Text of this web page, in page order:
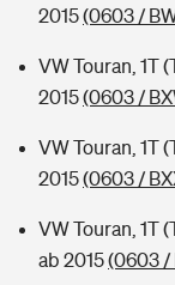
2015(0603 /
VW Touran, 1T
2015(0603 /
VW Touran, 1T
2015(0603 /
VW Touran, 1T
ab 2015(0603 /